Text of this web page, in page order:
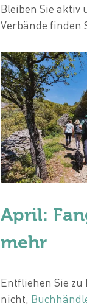
Bleiben Sie aktiv
Verbände finden
April:
mehr
Entfliehen Sie
nicht,